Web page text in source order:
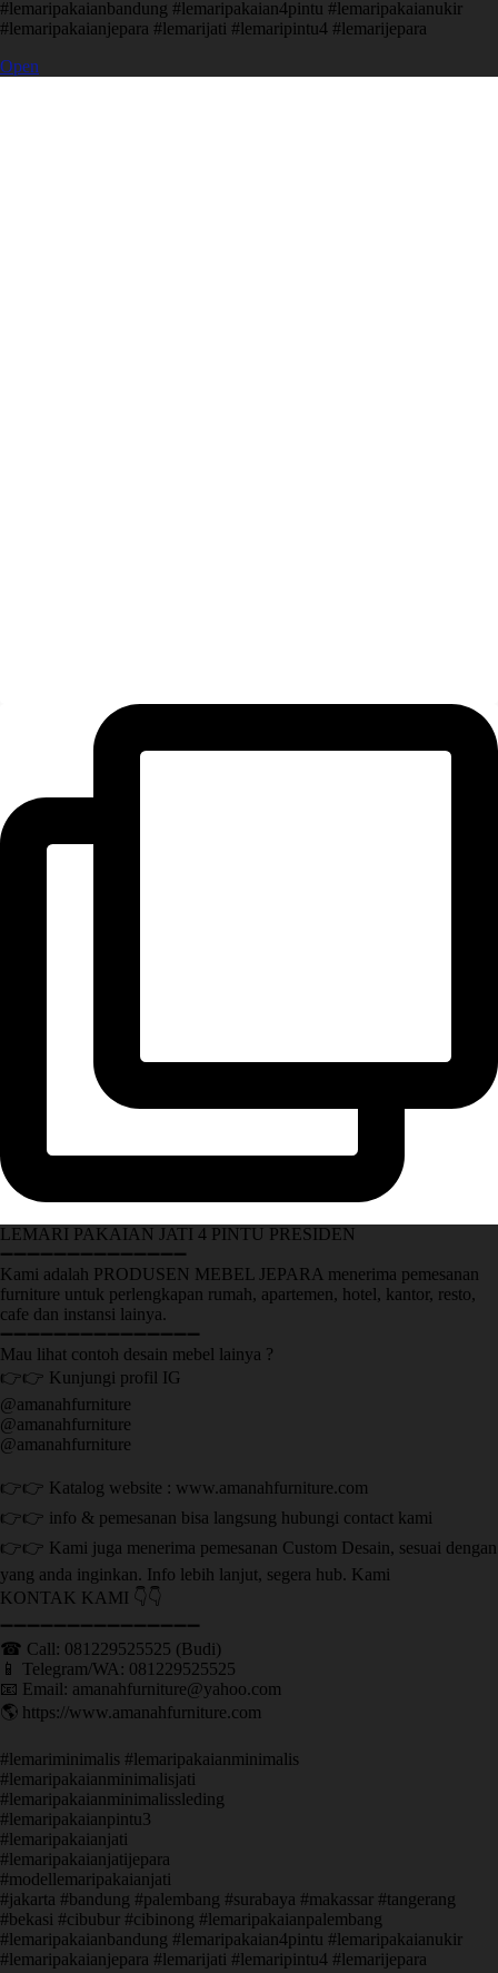
#lemaripakaianbandung #lemaripakaian4pintu #lemaripakaianukir
#lemaripakaianjepara #lemarijati #lemaripintu4 #lemarijepara
Open
LEMARI PAKAIAN JATI 4 PINTU PRESIDEN
➖➖➖➖➖➖➖➖➖➖➖➖➖➖
Kami adalah PRODUSEN MEBEL JEPARA menerima pemesanan
furniture untuk perlengkapan rumah, apartemen, hotel, kantor, resto,
cafe dan instansi lainya.
➖➖➖➖➖➖➖➖➖➖➖➖➖➖➖
Mau lihat contoh desain mebel lainya ?
👉👉 Kunjungi profil IG
@amanahfurniture
@amanahfurniture
@amanahfurniture
👉👉 Katalog website : www.amanahfurniture.com
👉👉 info & pemesanan bisa langsung hubungi contact kami
👉👉 Kami juga menerima pemesanan Custom Desain, sesuai dengan
yang anda inginkan. Info lebih lanjut, segera hub. Kami
KONTAK KAMI 👇👇
➖➖➖➖➖➖➖➖➖➖➖➖➖➖➖ ㅤ
☎ Call: 081229525525 (Budi)
📱 Telegram/WA: 081229525525
📧 Email: amanahfurniture@yahoo.com
🌎 https://www.amanahfurniture.com
#lemariminimalis #lemaripakaianminimalis
#lemaripakaianminimalisjati
#lemaripakaianminimalissleding
#lemaripakaianpintu3
#lemaripakaianjati
#lemaripakaianjatijepara
#modellemaripakaianjati
#jakarta #bandung #palembang #surabaya #makassar #tangerang
#bekasi #cibubur #cibinong #lemaripakaianpalembang
#lemaripakaianbandung #lemaripakaian4pintu #lemaripakaianukir
#lemaripakaianjepara #lemarijati #lemaripintu4 #lemarijepara